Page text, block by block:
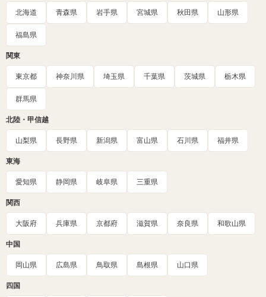
北海道 青森県 岩手県 宮城県 秋田県 山形県
福島県
関東
東京都 神奈川県 埼玉県 千葉県 茨城県 栃木県
群馬県
北陸・甲信越
山梨県 長野県 新潟県 富山県 石川県 福井県
東海
愛知県 静岡県 岐阜県 三重県
関西
大阪府 兵庫県 京都府 滋賀県 奈良県 和歌山県
中国
岡山県 広島県 鳥取県 島根県 山口県
四国